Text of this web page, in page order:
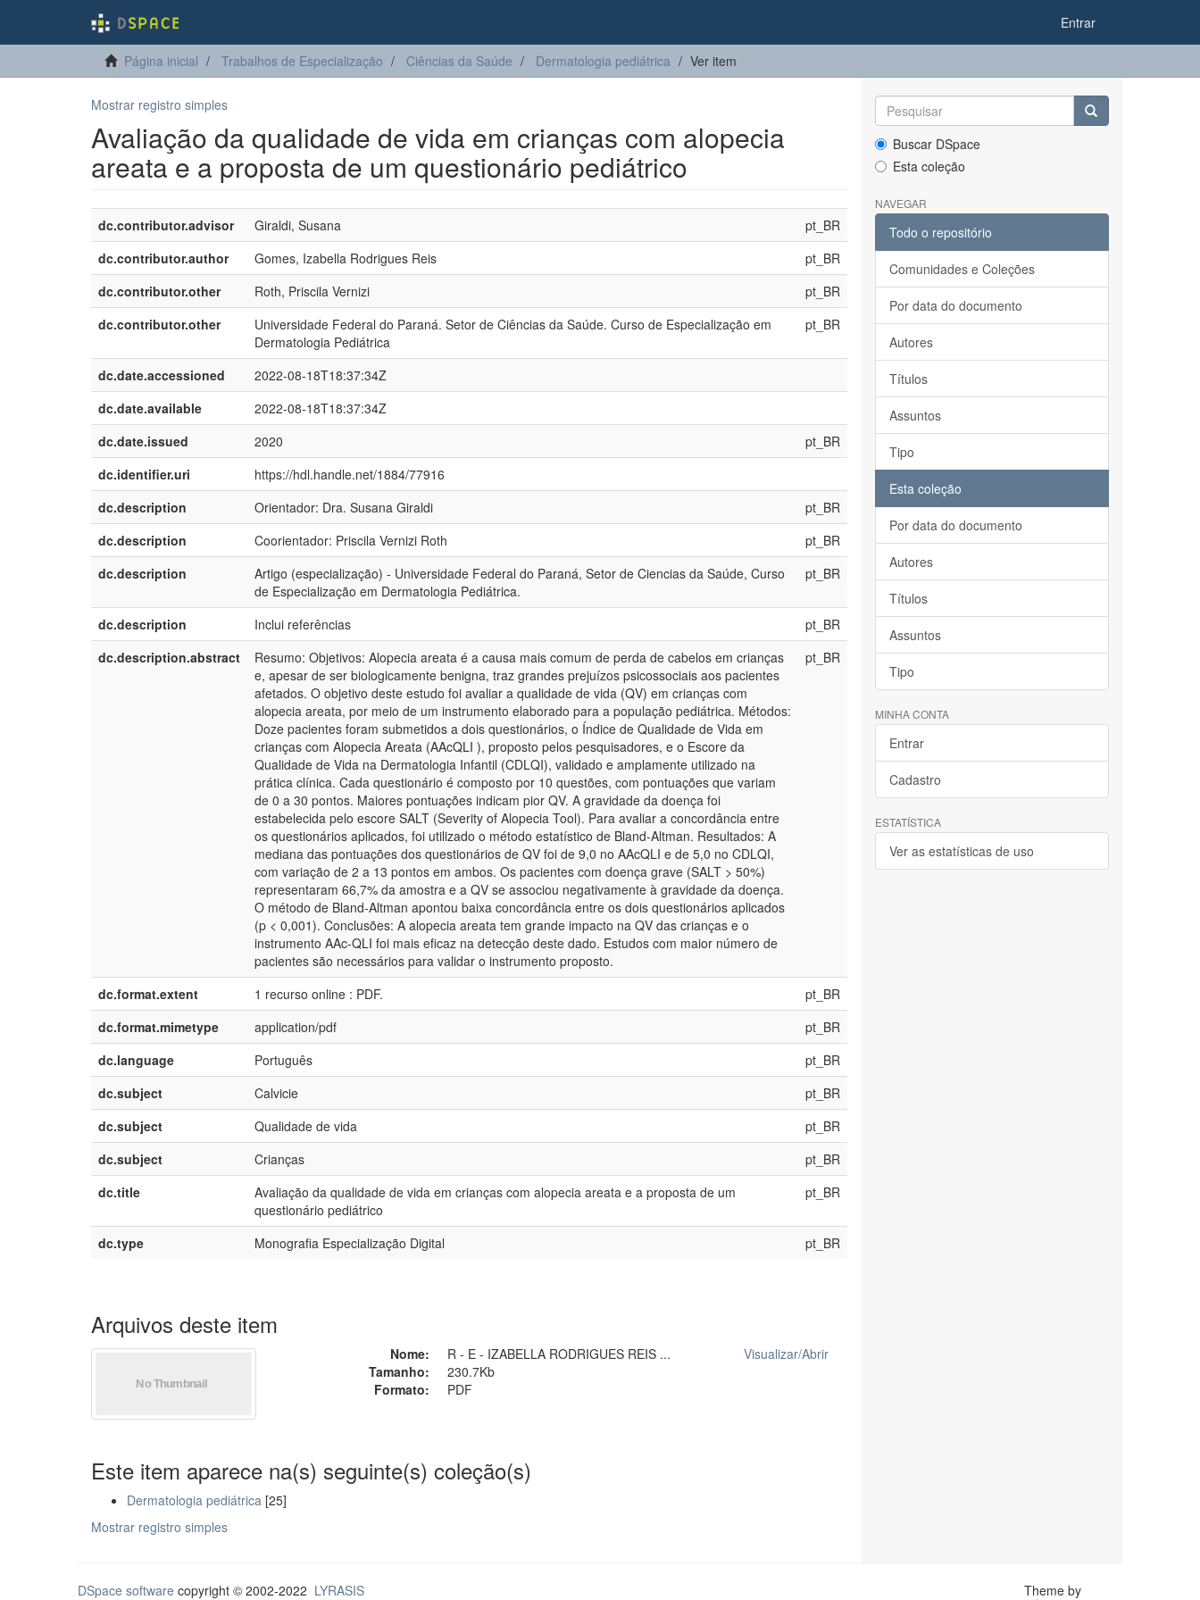
Entrar
Página inicial Trabalhos de Especialização Ciências da Saúde Dermatologia pediátrica Ver item
Mostrar registro simples
Avaliação da qualidade de vida em crianças com alopecia
areata e a proposta de um questionário pediátrico
dc.contributor.advisor Giraldi, Susana
pt_BR
dc.contributor.author
Gomes, Izabella Rodrigues Reis
pt_BR
dc.contributor.other
Roth, Priscila Vernizi
pt_BR
dc.contributor.other
Universidade Federal do Paraná. Setor de Ciências da Saúde. Curso de Especialização em
Dermatologia Pediátrica
pt_BR
dc.date.accessioned
2022-08-18T18:37:34Z
dc.date.available
2022-08-18T18:37:34Z
dc.date.issued
2020
pt_BR
dc.identifier.uri
https://hdl.handle.net/1884/77916
dc.description
Orientador: Dra. Susana Giraldi
pt_BR
dc.description
Coorientador: Priscila Vernizi Roth
pt_BR
dc.description
Artigo (especialização) - Universidade Federal do Paraná, Setor de Ciencias da Saúde, Curso
de Especialização em Dermatologia Pediátrica.
pt_BR
dc.description Inclui referências
pt_BR
dc.description.abstract
Resumo: Objetivos: Alopecia areata é a causa mais comum de perda de cabelos em crianças
e, apesar de ser biologicamente benigna, traz grandes prejuízos psicossociais aos pacientes
afetados. O objetivo deste estudo foi avaliar a qualidade de vida (QV) em crianças com
alopecia areata, por meio de um instrumento elaborado para a população pediátrica. Métodos:
Doze pacientes foram submetidos a dois questionários, o Índice de Qualidade de Vida em
crianças com Alopecia Areata (AAcQLI ), proposto pelos pesquisadores, e o Escore da
Qualidade de Vida na Dermatologia Infantil (CDLQI), validado e amplamente utilizado na
prática clínica. Cada questionário é composto por 10 questões, com pontuações que variam
de 0 a 30 pontos. Maiores pontuações indicam pior QV. A gravidade da doença foi
estabelecida pelo escore SALT (Severity of Alopecia Tool). Para avaliar a concordância entre
os questionários aplicados, foi utilizado o método estatístico de Bland-Altman. Resultados: A
mediana das pontuações dos questionários de QV foi de 9,0 no AAcQLI e de 5,0 no CDLQI,
com variação de 2 a 13 pontos em ambos. Os pacientes com doença grave (SALT > 50%)
representaram 66,7% da amostra e a QV se associou negativamente à gravidade da doença.
O método de Bland-Altman apontou baixa concordância entre os dois questionários aplicados
(p < 0,001). Conclusões: A alopecia areata tem grande impacto na QV das crianças e o
instrumento AAc-QLI foi mais eficaz na detecção deste dado. Estudos com maior número de
pacientes são necessários para validar o instrumento proposto.
pt_BR
dc.format.extent 1 recurso online : PDF.
pt_BR
dc.format.mimetype
application/pdf
pt_BR
dc.language
Português
pt_BR
dc.subject
Calvicie
pt_BR
dc.subject
Qualidade de vida
pt_BR
dc.subject
Crianças
pt_BR
dc.title
Avaliação da qualidade de vida em crianças com alopecia areata e a proposta de um
questionário pediátrico
pt_BR
dc.type Monografia Especialização Digital pt_BR
Arquivos deste item
Nome:
R - E - IZABELLA RODRIGUES REIS ...
Tamanho:
230.7Kb
Formato:
PDF
Visualizar/Abrir
Este item aparece na(s) seguinte(s) coleção(s)
Dermatologia pediátrica [25]
Mostrar registro simples
Buscar DSpace
Esta coleção
NAVEGAR
Todo o repositório
Comunidades e Coleções
Por data do documento
Autores
Títulos
Assuntos
Tipo
Esta coleção
Por data do documento
Autores
Títulos
Assuntos
Tipo
MINHA CONTA
Entrar
Cadastro
ESTATÍSTICA
Ver as estatísticas de uso
DSpace software copyright © 2002-2022 LYRASIS
Theme by